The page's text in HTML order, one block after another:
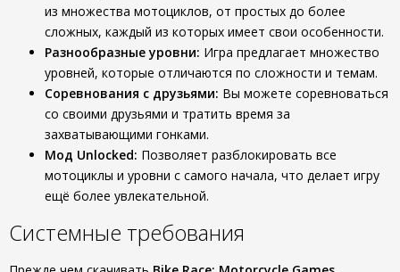
из множества мотоциклов, от простых до более
сложных, каждый из которых имеет свои особенности.
Разнообразные уровни: Игра предлагает множество
уровней, которые отличаются по сложности и темам.
Соревнования с друзьями: Вы можете соревноваться
со своими друзьями и тратить время за
захватывающими гонками.
Мод Unlocked: Позволяет разблокировать все
мотоциклы и уровни с самого начала, что делает игру
ещё более увлекательной.
Системные требования